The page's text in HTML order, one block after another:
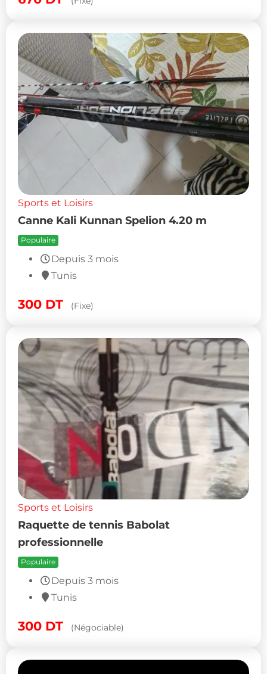
Sports et Loisirs
Canne Kali Kunnan Spelion 4.20 m
Populaire
Depuis 3 mois
Tunis
300 DT (Fixe)
Sports et Loisirs
Raquette de tennis Babolat
professionnelle
Populaire
Depuis 3 mois
Tunis
300 DT (Négociable)